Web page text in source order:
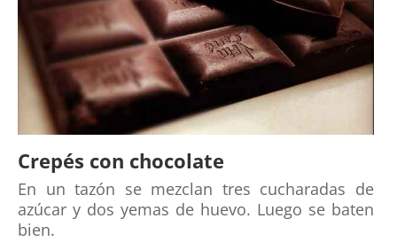
Crepés con chocolate
En un tazón se mezclan tres cucharadas de
azúcar y dos yemas de huevo. Luego se baten
bien.